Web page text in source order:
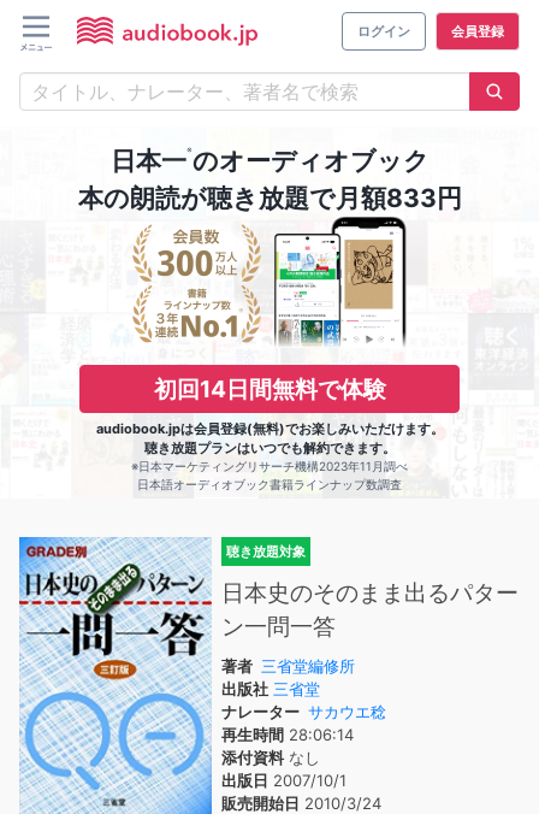
ログイン 会員登録
日本一※のオーディオブック
本の朗読が聴き放題で月額833円
初回14日間無料で体験
audiobook.jpは会員登録(無料)でお楽しみいただけます。
聴き放題プランはいつでも解約できます。
※日本マーケティングリサーチ機構2023年11月調べ
日本語オーディオブック書籍ラインナップ数調査
聴き放題対象
日本史のそのまま出るパター
ン一問一答
著者 三省堂編修所
出版社 三省堂
ナレーター サカウエ稔
再生時間 28:06:14
添付資料なし
出版日 2007/10/1
販売開始日 2010/3/24